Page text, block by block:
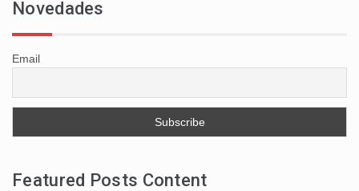
Novedades
Email
Featured Posts Content